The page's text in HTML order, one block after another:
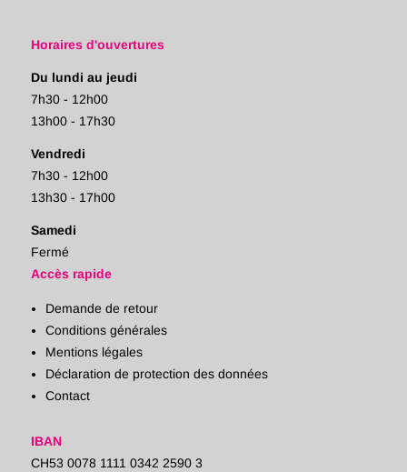
Horaires d'ouvertures
Du lundi au jeudi
7h30 - 12h00
13h00 - 17h30
Vendredi
7h30 - 12h00
13h30 - 17h00
Samedi
Fermé
Accès rapide
Demande de retour
Conditions générales
Mentions légales
Déclaration de protection des données
Contact
IBAN
CH53 0078 1111 0342 2590 3